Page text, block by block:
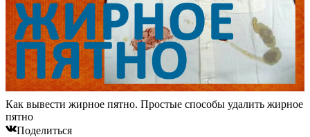
Как вывести жирное пятно. Простые способы удалить жирное
пятно
Поделиться